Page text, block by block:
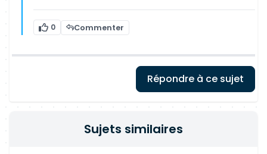
0 Commenter
Répondre à ce sujet
Sujets similaires